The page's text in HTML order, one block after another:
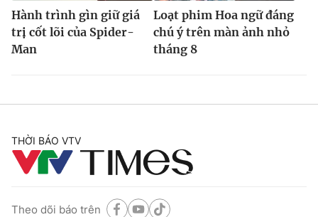
Hành trình gìn giữ giá
trị cốt lõi của Spider-
Man
Loạt phim Hoa ngữ đáng
chú ý trên màn ảnh nhỏ
tháng 8
THỜI BÁO VTV
Theo dõi báo trên